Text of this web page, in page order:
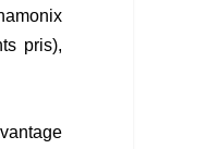
pris),